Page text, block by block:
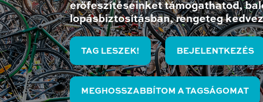
erőfeszítéseinket támogathatod,
lopásbiztosításban, rengeteg
TAG LESZEK! BEJELENTKEZÉS
MEGHOSSZABBÍTOM A TAGSÁGOMAT